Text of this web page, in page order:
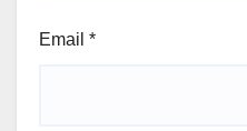
Email *